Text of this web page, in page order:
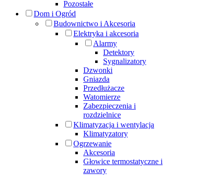
Pozostałe
Dom i Ogród
Budownictwo i Akcesoria
Elektryka i akcesoria
Alarmy
Detektory
Sygnalizatory
Dzwonki
Gniazda
Przedłużacze
Watomierze
Zabezpieczenia i
rozdzielnice
Klimatyzacja i wentylacja
Klimatyzatory
Ogrzewanie
Akcesoria
Głowice termostatyczne i
zawory